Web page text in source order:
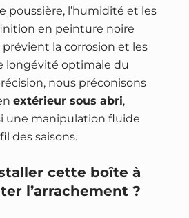
poussière, l’humidité et les
en peinture noire
la corrosion et les
longévité optimale du
nous préconisons
extérieur sous abri,
une manipulation fluide
des saisons.
cette boîte à
l’arrachement ?